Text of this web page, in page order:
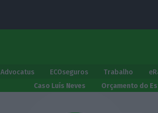
Advocatus ECOseguros Trabalho
Caso Luís Neves
Orçamento do